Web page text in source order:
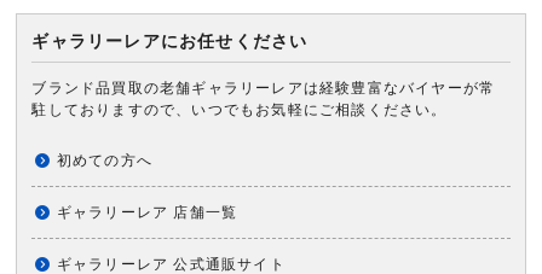
ギャラリーレアにお任せください
ブランド品買取の老舗ギャラリーレアは経験豊富なバイヤーが常
駐しておりますので、いつでもお気軽にご相談ください。
初めての方へ
ギャラリーレア 店舗一覧
ギャラリーレア 公式通販サイト